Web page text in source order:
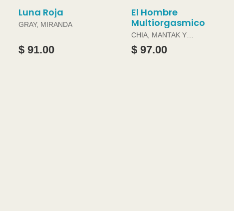
Luna Roja
GRAY, MIRANDA
$ 91.00
El Hombre
Multiorgasmico
CHIA, MANTAK Y
DOUGLAS ABRAMS
$ 97.00